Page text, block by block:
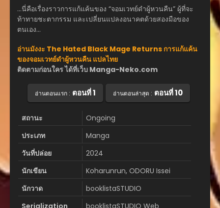
…นี่คือเรื่องราวการแก้แค้นของ “จอมเวทย์ดำผู้หวนคืน” ผู้ที่จะ
ท้าทายชะตากรรม และเปลี่ยนแปลงอนาคตด้วยสองมือของ
ตนเอง…
อ่านมังงะ The Hated Black Mage Returns การแก้แค้น
ของจอมเวทย์ดำผู้หวนคืน แปลไทย
ติดตามก่อนใคร ได้ที่เว็บ Manga-Neko.com
อ่านตอนแรก : ตอนที่ 1 อ่านตอนล่าสุด : ตอนที่ 10
สถานะ
Ongoing
ประเภท
Manga
วันที่ปล่อย
2024
นักเขียน
Koharunrun, ODORU Issei
นักวาด
booklistaSTUDIO